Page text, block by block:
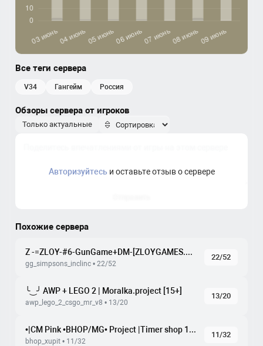
Все теги сервера
v34 гангейм россия
Обзоры сервера от игроков
Только актуальные
Авторизуйтесьи оставьте отзыв о сервере
Похожие сервера
Z -=ZLOY-#6-GunGame+DM-[ZLOYGAMES.COM]=-
gg_simpsons_inclinc • 22/52
22/52
╰‿╯ AWP + LEGO 2 | Moralka.project [15+]
awp_lego_2_csgo_mr_v8 • 13/20
13/20
•|CM Pink •BHOP/MG• Project |Timer shop 100tick|•
bhop_xupit • 11/32
11/32